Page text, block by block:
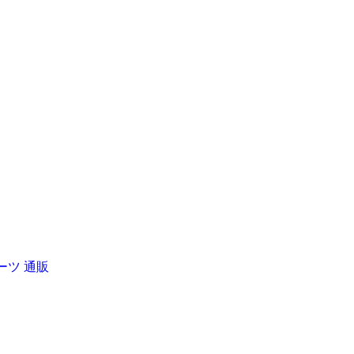
ツ 通販